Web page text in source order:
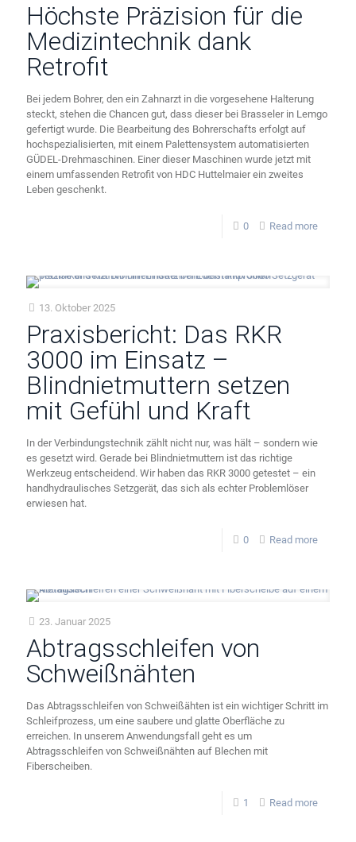
Höchste Präzision für die
Medizintechnik dank
Retrofit
Bei jedem Bohrer, den ein Zahnarzt in die vorgesehene Halterung
steckt, stehen die Chancen gut, dass dieser bei Brasseler in Lemgo
gefertigt wurde. Die Bearbeitung des Bohrerschafts erfolgt auf
hochspezialisierten, mit einem Palettensystem automatisierten
GÜDEL-Drehmaschinen. Einer dieser Maschinen wurde jetzt mit
einem umfassenden Retrofit von HDC Huttelmaier ein zweites
Leben geschenkt.
0 Read more
13. Oktober 2025
Praxisbericht: Das RKR
3000 im Einsatz –
Blindnietmuttern setzen
mit Gefühl und Kraft
In der Verbindungstechnik zählt nicht nur, was hält – sondern wie
es gesetzt wird. Gerade bei Blindnietmuttern ist das richtige
Werkzeug entscheidend. Wir haben das RKR 3000 getestet – ein
handhydraulisches Setzgerät, das sich als echter Problemlöser
erwiesen hat.
0 Read more
23. Januar 2025
Abtragsschleifen von
Schweißnähten
Das Abtragsschleifen von Schweißähten ist ein wichtiger Schritt im
Schleifprozess, um eine saubere und glatte Oberfläche zu
erreichen. In unserem Anwendungsfall geht es um
Abtragsschleifen von Schweißnähten auf Blechen mit
Fiberscheiben.
1 Read more